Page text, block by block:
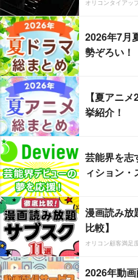
オリコンタイアッ
2026年7月
勢ぞろい！
【夏アニ
挙紹介！
芸能界を
ィション
漫画読み放
比較】
オリコン顧客満足
2026年動